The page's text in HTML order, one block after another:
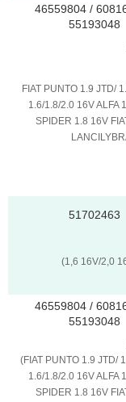
46559804 /
55193048
FIAT PUNTO 1.9 JTD/
1.6/1.8/2.0 16V ALFA
SPIDER 1.8 16V
51702463
(1,6 16V/2,0
46559804 /
55193048
(FIAT PUNTO 1.9 JTD/
1.6/1.8/2.0 16V ALFA
SPIDER 1.8 16V